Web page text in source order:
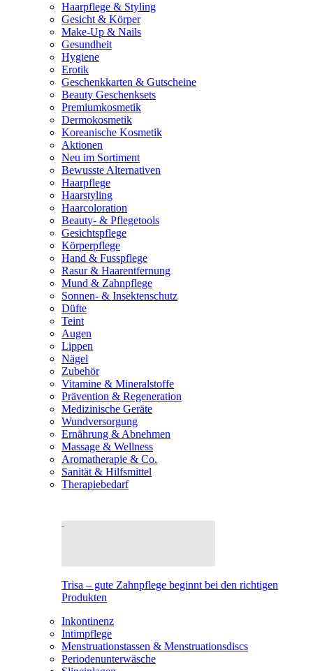
Haarpflege & Styling
Gesicht & Körper
Make-Up & Nails
Gesundheit
Hygiene
Erotik
Geschenkkarten & Gutscheine
Beauty Geschenksets
Premiumkosmetik
Dermokosmetik
Koreanische Kosmetik
Aktionen
Neu im Sortiment
Bewusste Alternativen
Haarpflege
Haarstyling
Haarcoloration
Beauty- & Pflegetools
Gesichtspflege
Körperpflege
Hand & Fusspflege
Rasur & Haarentfernung
Mund & Zahnpflege
Sonnen- & Insektenschutz
Düfte
Teint
Augen
Lippen
Nägel
Zubehör
Vitamine & Mineralstoffe
Prävention & Regeneration
Medizinische Geräte
Wundversorgung
Ernährung & Abnehmen
Massage & Wellness
Aromatherapie & Co.
Sanität & Hilfsmittel
Therapiebedarf
Trisa – gute Zahnpflege beginnt bei den richtigen
Produkten
Inkontinenz
Intimpflege
Menstruationstassen & Menstruationsdiscs
Periodenunterwäsche